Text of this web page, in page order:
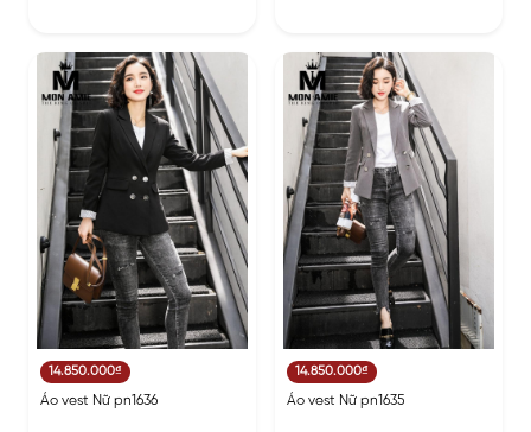
14.850.000₫
Áo vest Nữ pn1636
14.850.000₫
Áo vest Nữ pn1635